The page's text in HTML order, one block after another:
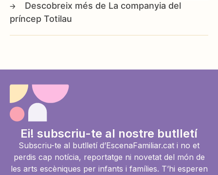
La companyia del
príncep Totilau
Ei! subscriu-te al nostre butlletí
Subscriu-te al butlletí d’EscenaFamiliar.cat i no et
perdis cap notícia, reportatge ni novetat del món de
les arts escèniques per infants i famílies. T’hi esperen